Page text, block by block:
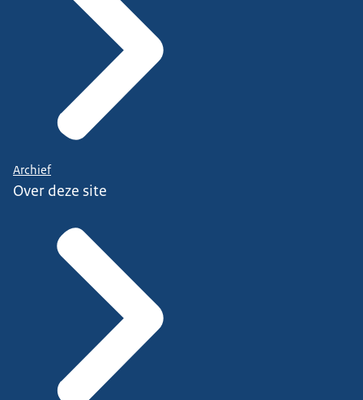
Archief
Over deze site